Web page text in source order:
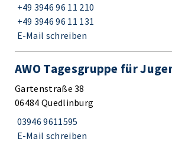
+49 3946 96 11 210
+49 3946 96 11 131
E-Mail schreiben
AWO Tagesgruppe für
Gartenstraße 38
06484 Quedlinburg
03946 9611595
E-Mail schreiben